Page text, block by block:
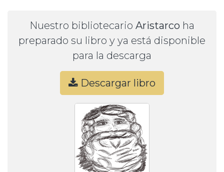
Nuestro bibliotecario Aristarco ha
preparado su libro y ya está disponible
para la descarga
Descargar libro